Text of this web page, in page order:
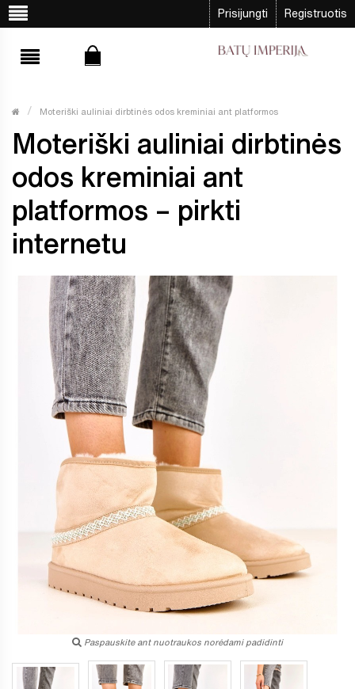
Prisijungti Registruotis
Moteriški auliniai dirbtinės odos kreminiai ant platformos
Moteriški auliniai dirbtinės
odos kreminiai ant
platformos – pirkti
internetu
Paspauskite ant nuotraukos norėdami padidinti